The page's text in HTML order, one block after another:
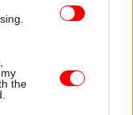
the